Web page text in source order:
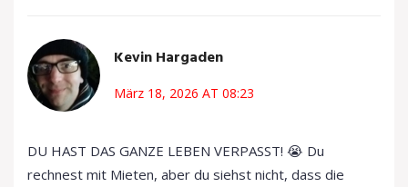
Kevin Hargaden
März 18, 2026 AT 08:23
DU HAST DAS GANZE LEBEN VERPASST! 😭 Du
rechnest mit Mieten, aber du siehst nicht, dass die